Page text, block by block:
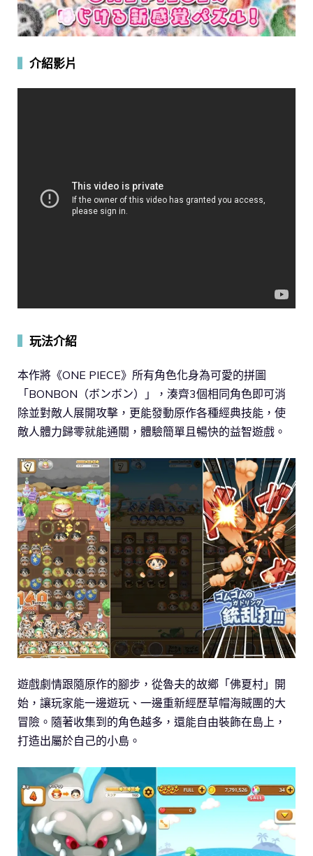
介紹影片
玩法介紹
本作將《ONE PIECE》所有角色化身為可愛的拼圖
「BONBON（ボンボン）」，湊齊3個相同角色即可消
除並對敵人展開攻擊，更能發動原作各種經典技能，使
敵人體力歸零就能通關，體驗簡單且暢快的益智遊戲。
遊戲劇情跟隨原作的腳步，從魯夫的故鄉「佛夏村」開
始，讓玩家能一邊遊玩、一邊重新經歷草帽海賊團的大
冒險。隨著收集到的角色越多，還能自由裝飾在島上，
打造出屬於自己的小島。